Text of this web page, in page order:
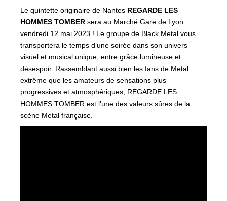
Le quintette originaire de Nantes REGARDE LES
HOMMES TOMBER sera au Marché Gare de Lyon
vendredi 12 mai 2023 ! Le groupe de Black Metal vous
transportera le temps d’une soirée dans son univers
visuel et musical unique, entre grâce lumineuse et
désespoir. Rassemblant aussi bien les fans de Metal
extrême que les amateurs de sensations plus
progressives et atmosphériques, REGARDE LES
HOMMES TOMBER est l’une des valeurs sûres de la
scène Metal française.